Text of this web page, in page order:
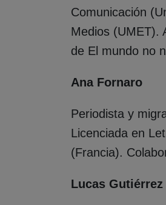
Comunicación
Medios (UMET).
de El mundo no
Ana Fornaro
Periodista y
Licenciada en
(Francia).
Lucas Gutiérrez